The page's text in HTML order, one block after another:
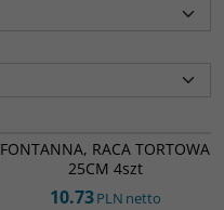
FONTANNA, RACA TORTOWA
25CM 4szt
10.73PLN netto